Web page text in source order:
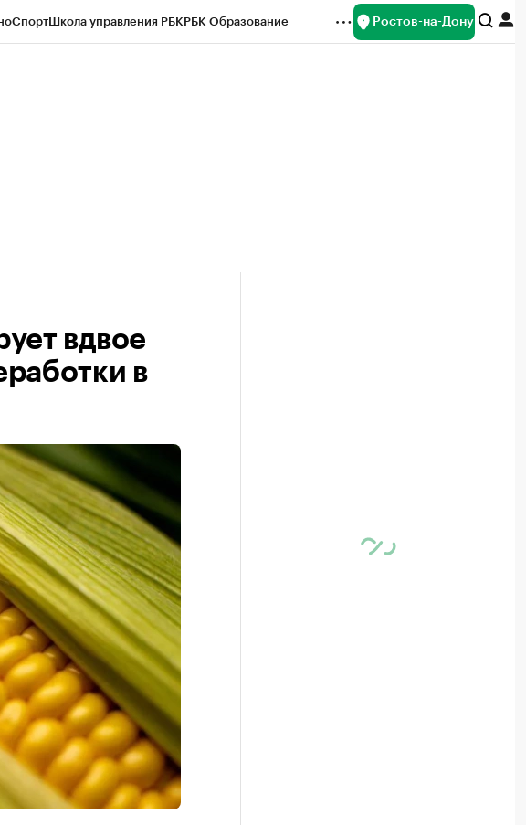
СпортШкола управления РБКРБК Образование Ростов-на-Дону
вдвое
в